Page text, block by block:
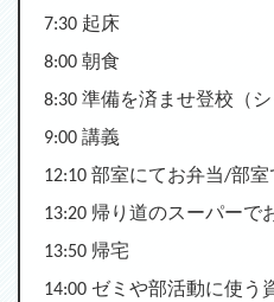
7:30 起床
8:00 朝食
8:30 準備を済ませ登校（シ
9:00 講義
12:10 部室にてお弁当/部室
13:20 帰り道のスーパーで
13:50 帰宅
14:00 ゼミや部活動に使う